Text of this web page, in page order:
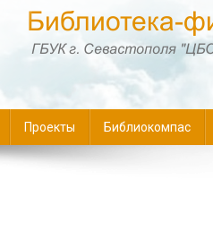
Проекты Библиокомпас